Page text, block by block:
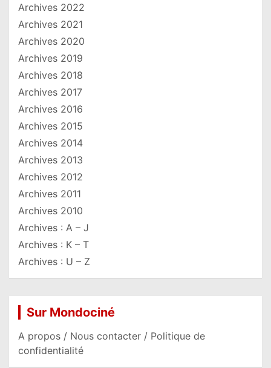
Archives 2022
Archives 2021
Archives 2020
Archives 2019
Archives 2018
Archives 2017
Archives 2016
Archives 2015
Archives 2014
Archives 2013
Archives 2012
Archives 2011
Archives 2010
Archives : A – J
Archives : K – T
Archives : U – Z
Sur Mondociné
A propos / Nous contacter / Politique de
confidentialité